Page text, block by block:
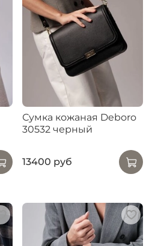
Сумка кожаная Deboro
30532 черный
13400 руб